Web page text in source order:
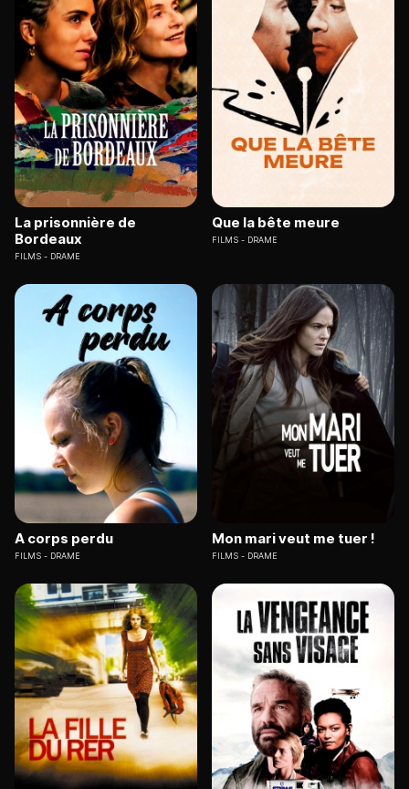
La prisonnière de
Bordeaux
FILMS DRAME
Que la bête meure
FILMS DRAME
A corps perdu
FILMS DRAME
Mon mari veut me tuer !
FILMS DRAME